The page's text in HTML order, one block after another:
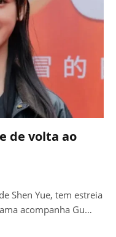
de volta ao
Shen Yue, tem estreia
acompanha Gu…